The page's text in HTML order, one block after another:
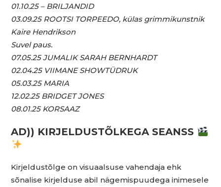
01.10.25 – BRILJANDID
03.09.25 ROOTSI TORPEEDO, külas grimmikunstnik
Kaire Hendrikson
Suvel paus.
07.05.25 JUMALIK SARAH BERNHARDT
02.04.25 VIIMANE SHOWTÜDRUK
05.03.25 MARIA
12.02.25 BRIDGET JONES
08.01.25 KORSAAZ
AD)) KIRJELDUSTÕLKEGA SEANSS
Kirjeldustõlge on visuaalsuse vahendaja ehk
sõnalise kirjelduse abil nägemispuudega inimesele